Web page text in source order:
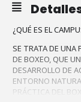
¿QUÉ ES EL
SE TRATA DE UNA
DE BOXEO, QUE
DESARROLLO DE
ENTORNO
PRÁCTICA DEL